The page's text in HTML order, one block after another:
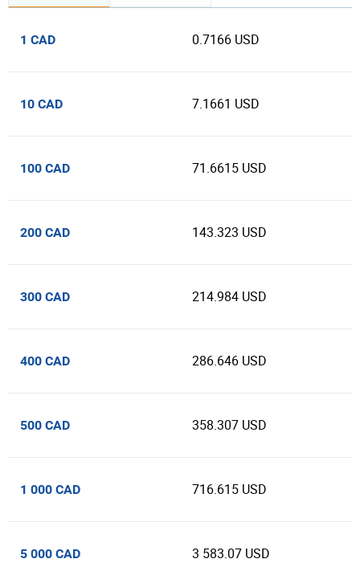
1 CAD 0.7166 USD
10 CAD 7.1661 USD
100 CAD 71.6615 USD
200 CAD 143.323 USD
300 CAD 214.984 USD
400 CAD 286.646 USD
500 CAD 358.307 USD
1 000 CAD 716.615 USD
5 000 CAD 3 583.07 USD